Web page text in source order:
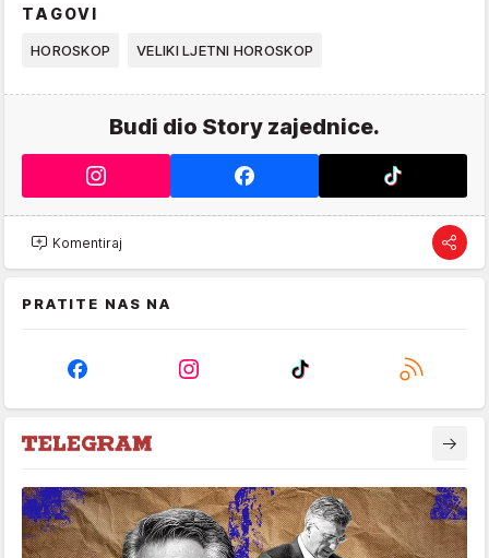
TAGOVI
HOROSKOP VELIKI LJETNI HOROSKOP
Budi dio Story zajednice.
Komentiraj
PRATITE NAS NA